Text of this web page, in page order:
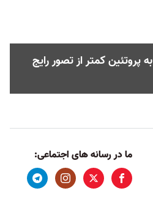
کمتر از تصور رایج
ما در رسانه های اجتماعی: